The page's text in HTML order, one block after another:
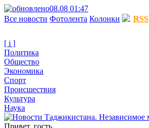
08.08 01:47
Все новости Фотолента Колонки RSS
[ i ]
Политика
Общество
Экономика
Спорт
Происшествия
Культура
Наука
Привет, гость